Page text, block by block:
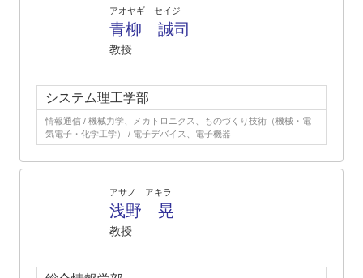
アオヤギ セイジ
青柳 誠司
教授
システム理工学部
情報通信 / 機械力学、メカトロニクス、ものづくり技術（機械・電
気電子・化学工学） / 電子デバイス、電子機器
アサノ アキラ
浅野 晃
教授